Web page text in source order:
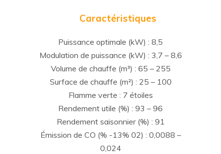
Caractéristiques
Puissance optimale (kW) : 8,5
Modulation de puissance (kW) : 3,7 – 8,6
Volume de chauffe (m³) : 65 – 255
Surface de chauffe (m²) : 25 – 100
Flamme verte : 7 étoiles
Rendement utile (%) : 93 – 96
Rendement saisonnier (%) : 91
Émission de CO (% -13% 02) : 0,0088 –
0,024